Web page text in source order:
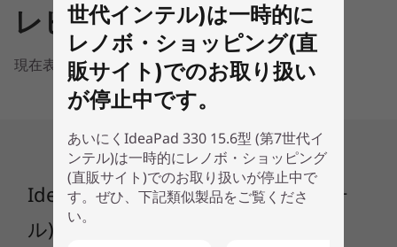
※写真は英語キーボードです。出荷製品は、日本語キーボードと
なります。
スタイリッシュなデザイン
比較リストに追加
即納！
Lenovo アーバンスリーブケース
(15.6インチ)
(1306)
レビュー
現在表示できる情報はありません
IdeaPad 330 15.6型 (第7世代インテ
ル)
世代インテル)は一時的に
レノボ・ショッピング(直
販サイト)でのお取り扱い
が停止中です。
あいにくIdeaPad 330 15.6型 (第7世代イ
ンテル)は一時的にレノボ・ショッピング
(直販サイト)でのお取り扱いが停止中で
す。ぜひ、下記類似製品をご覧くださ
い。